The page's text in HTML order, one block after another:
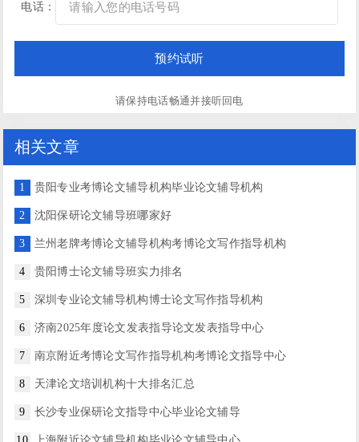
电话：
请保持电话畅通并接听回电
相关文章
1 贵阳专业考博论文辅导机构毕业论文辅导机构
2 沈阳保研论文辅导班哪家好
3 兰州老牌考博论文辅导机构考博论文写作指导机构
4 贵阳博士论文辅导班实力排名
5 深圳专业论文辅导机构博士论文写作指导机构
6 济南2025年度论文发表指导论文发表指导中心
7 南京附近考博论文写作指导机构考博论文指导中心
8 天津论文培训机构十大排名汇总
9 长沙专业保研论文指导中心毕业论文辅导